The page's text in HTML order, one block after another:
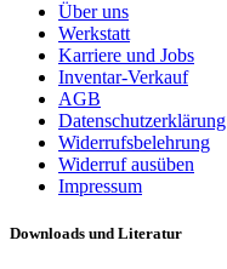
Über uns
Werkstatt
Karriere und Jobs
Inventar-Verkauf
AGB
Datenschutzerklärung
Widerrufsbelehrung
Widerruf ausüben
Impressum
Downloads und Literatur